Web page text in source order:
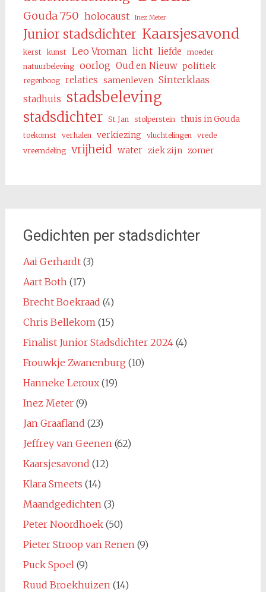
Gouda 750 holocaust Inez Meter
Junior stadsdichter Kaarsjesavond
kerst kunst Leo Vroman licht liefde
moeder
natuurbeleving
oorlog Oud en Nieuw politiek
regenboog relaties samenleven Sinterklaas
stadhuis stadsbeleving
stadsdichter St Jan stolperstein thuis in Gouda
toekomst verhalen verkiezing vluchtelingen
vrede
vreemdeling
vrijheid water ziek zijn zomer
Gedichten per stadsdichter
Aai Gerhardt(3)
Aart Both (17)
Brecht Boekraad (4)
Chris Bellekom (15)
Finalist Junior Stadsdichter 2024(4)
Frouwkje Zwanenburg (10)
Hanneke Leroux(19)
Inez Meter(9)
Jan Graafland (23)
Jeffrey van Geenen (62)
Kaarsjesavond (12)
Klara Smeets (14)
Maandgedichten (3)
Peter Noordhoek(50)
Pieter Stroop van Renen (9)
Puck Spoel (9)
Ruud Broekhuizen (14)